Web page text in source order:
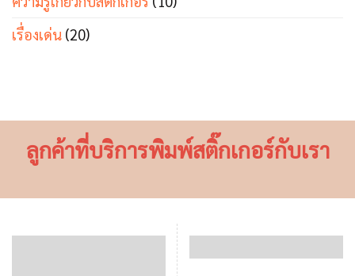
เรื่องเด่น (20)
ลูกค้าที่บริการพิมพ์สติ๊กเกอร์กับเรา